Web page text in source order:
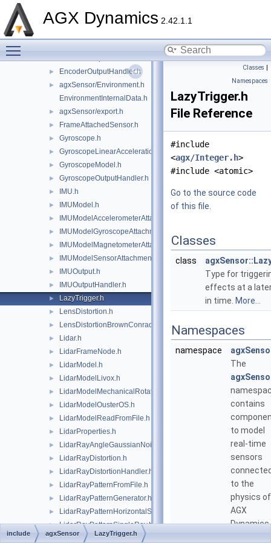
AGX Dynamics 2.42.1.1
► DipoleMagneticField.h
► EncoderOutputHandler.h
►
agxSensor/Environment.h
EnvironmentInternalData.h
► agxSensor/export.h
► FrameAttachedSensor.h
► Gyroscope.h
► GyroscopeLinearAccelerationEffects.h
► GyroscopeModel.h
► GyroscopeOutputHandler.h
► IMU.h
► IMUModel.h
► IMUModelAccelerometerAttachment.h
► IMUModelGyroscopeAttachment.h
► IMUModelMagnetometerAttachment.h
► IMUModelSensorAttachment.h
► IMUOutput.h
► IMUOutputHandler.h
► LazyTrigger.h
► LensDistortion.h
► LensDistortionBrownConrady.h
► Lidar.h
► LidarFrameNode.h
► LidarModel.h
► LidarModelLivox.h
► LidarModelMechanicalRotation.h
► LidarModelOusterOS.h
► LidarModelReadFromFile.h
► LidarProperties.h
► LidarRayAngleGaussianNoise.h
► LidarRayDistortion.h
► LidarRayDistortionHandler.h
► LidarRayPatternFromFile.h
► LidarRayPatternGenerator.h
► LidarRayPatternHorizontalSweep.h
► LidarRayPatternSingleRay.h
► LidarRayRange.h
Classes |
Namespaces
LazyTrigger.h
File Reference
#include
<agx/Integer.h>
#include <atomic>
Go to the source code
of this file.
Classes
class
Type for
effects at a
in time. More...
Namespaces
namespace
The
contains
to model
real-time
sensors
to the
physics of
AGX
Dynamics.
include agxSensor LazyTrigger.h